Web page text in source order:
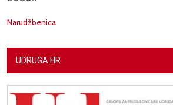
Narudžbenica
UDRUGA.HR